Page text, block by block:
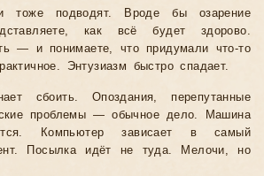
тоже подводят. Вроде бы озарение
как всё будет здорово.
— и понимаете, что придумали что-то
Энтузиазм быстро спадает.
сбоить. Опоздания, перепутанные
проблемы — обычное дело. Машина
Компьютер зависает в самый
Посылка идёт не туда. Мелочи, но